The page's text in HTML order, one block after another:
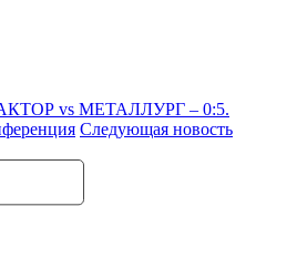
vs МЕТАЛЛУРГ – 0:5.
Следующая новость